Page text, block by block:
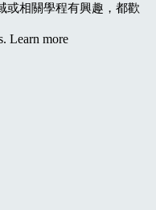
或相關學程有興趣，都歡
Learn more